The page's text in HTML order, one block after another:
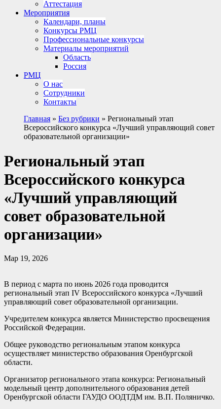
Аттестация
Мероприятия
Календари, планы
Конкурсы РМЦ
Профессиональные конкурсы
Материалы мероприятий
Область
Россия
РМЦ
О нас
Сотрудники
Контакты
Главная » Без рубрики » Региональный этап
Всероссийского конкурса «Лучший управляющий совет
образовательной организации»
Региональный этап
Всероссийского конкурса
«Лучший управляющий
совет образовательной
организации»
Мар 19, 2026
В период с марта по июнь 2026 года проводится
региональный этап IV Всероссийского конкурса «Лучший
управляющий совет образовательной организации.
Учредителем конкурса является Министерство просвещения
Российской Федерации.
Общее руководство региональным этапом конкурса
осуществляет министерство образования Оренбургской
области.
Организатор регионального этапа конкурса: Региональный
модельный центр дополнительного образования детей
Оренбургской области ГАУДО ООДТДМ им. В.П. Поляничко.